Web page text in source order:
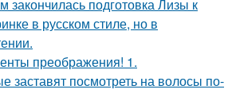
закончилась подготовка Лизы к
в русском стиле, но в
преображения! 1.
заставят посмотреть на волосы по-